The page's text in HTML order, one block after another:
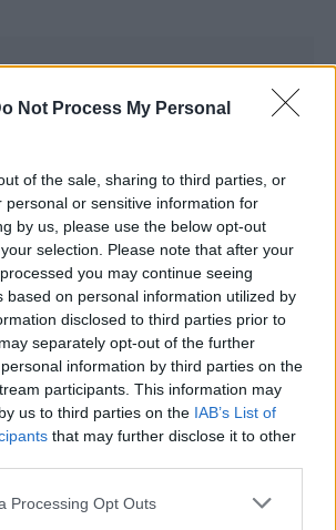
Not Process My Personal
of the sale, sharing to third parties, or
personal or sensitive information for
by us, please use the below opt-out
selection. Please note that after your
you may continue seeing
based on personal information utilized by
disclosed to third parties prior to
separately opt-out of the further
information by third parties on the
participants. This information may
us to third parties on the IAB’s List of
that may further disclose it to other
website/app uses one or more Google
Processing Opt Outs